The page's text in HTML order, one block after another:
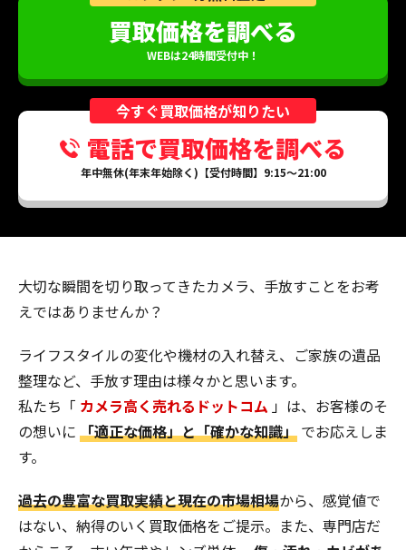
買取価格を調べる
WEBは24時間受付中！
今すぐ買取価格が知りたい
電話で買取価格を調べる
年中無休(年末年始除く)【受付時間】9:15～21:00
大切な瞬間を切り取ってきたカメラ、手放すことをお考
えではありませんか？
ライフスタイルの変化や機材の入れ替え、ご家族の遺品
整理など、手放す理由は様々かと思います。
私たち「 カメラ高く売れるドットコム 」は、お客様のそ
の想いに 「適正な価格」と「確かな知識」 でお応えしま
す。
過去の豊富な買取実績と現在の市場相場から、感覚値で
はない、納得のいく買取価格をご提示。また、専門店だ